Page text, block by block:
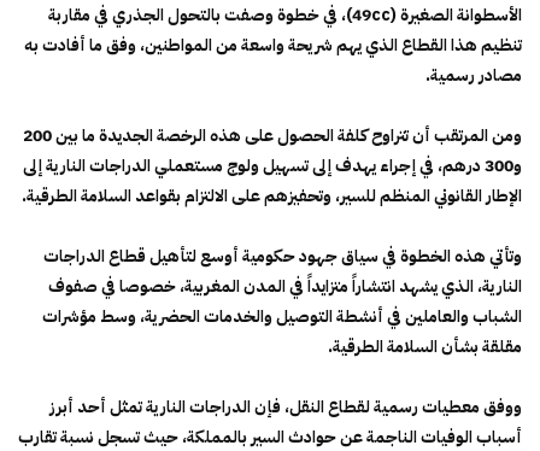
الأسطوانة الصغيرة (49cc)، في خطوة وصفت بالتحول الجذري في مقاربة
تنظيم هذا القطاع الذي يهم شريحة واسعة من المواطنين، وفق ما أفادت به
مصادر رسمية.
ومن المرتقب أن تتراوح كلفة الحصول على هذه الرخصة الجديدة ما بين 200
و300 درهم، في إجراء يهدف إلى تسهيل ولوج مستعملي الدراجات النارية إلى
الإطار القانوني المنظم للسير، وتحفيزهم على الالتزام بقواعد السلامة الطرقية.
وتأتي هذه الخطوة في سياق جهود حكومية أوسع لتأهيل قطاع الدراجات
النارية، الذي يشهد انتشاراً متزايداً في المدن المغربية، خصوصا في صفوف
الشباب والعاملين في أنشطة التوصيل والخدمات الحضرية، وسط مؤشرات
مقلقة بشأن السلامة الطرقية.
ووفق معطيات رسمية لقطاع النقل، فإن الدراجات النارية تمثل أحد أبرز
أسباب الوفيات الناجمة عن حوادث السير بالمملكة، حيث تسجل نسبة تقارب